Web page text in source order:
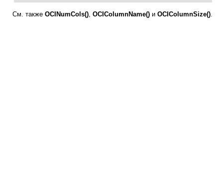
См. также OCINumCols(), OCIColumnName() и OCIColumnSize().